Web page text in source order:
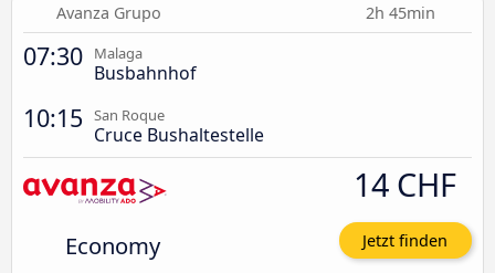
Avanza Grupo 2h 45min
07:30 Malaga
Busbahnhof
10:15 San Roque
Cruce Bushaltestelle
Economy
14 CHF
Jetzt finden